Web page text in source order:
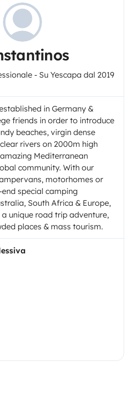
- Su Yescapa dal 2019
in Germany &
friends in order to introduce
beaches, virgin dense
rivers on 2000m high
Mediterranean
community. With our
motorhomes or
special camping
South Africa & Europe,
unique road trip adventure,
places & mass tourism.